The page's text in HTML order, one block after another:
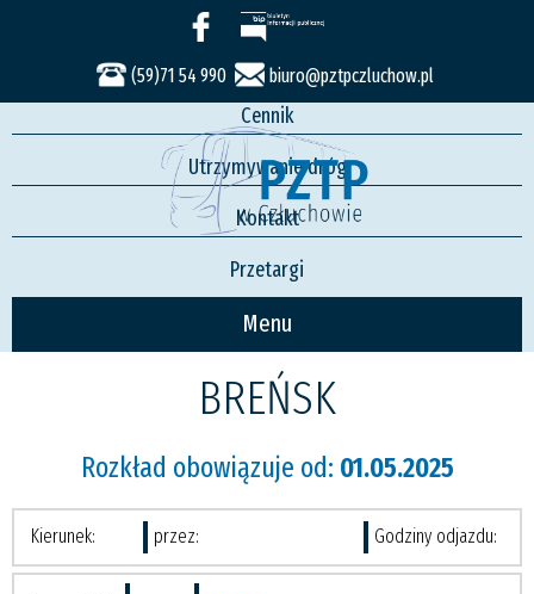
(59)71 54 990 biuro@pztpczluchow.pl
Menu
Usługi
Rozkład jazdy
Cennik
Utrzymywanie dróg
Kontakt
Przetargi
BREŃSK
Rozkład obowiązuje od: 01.05.2025
Kierunek: przez: Godziny odjazdu: